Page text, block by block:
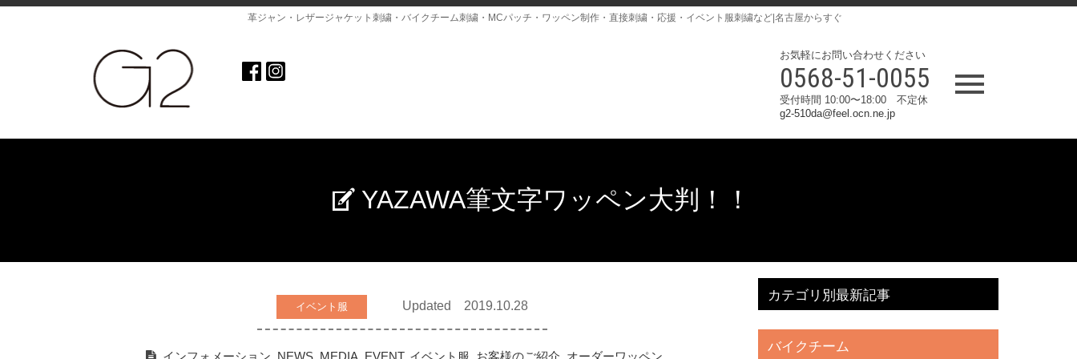
革ジャン・レザージャケット刺繍・バイクチーム刺繍・MCパッチ・ワッペン制作・直接刺繍・応援・イベント服刺繍など|名古屋からすぐ
お気軽にお問い合わせください
0568-51-0055
受付時間 10:00〜18:00 不定休
g2-510da@feel.ocn.ne.jp
YAZAWA筆文字ワッペン大判！！
イベント服 Updated 2019.10.28
インフォメーション NEWS, MEDIA EVENT, イベント服 お客様のご紹介 オーダーワッペン
カテゴリ別最新記事
バイクチーム